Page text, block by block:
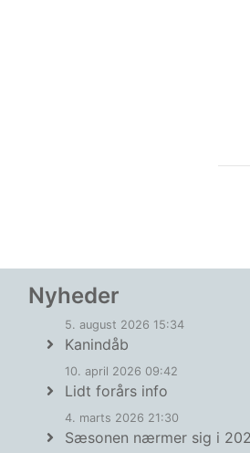
Nyheder
5. august 2026 15:34
Kanindåb
10. april 2026 09:42
Lidt forårs info
4. marts 2026 21:30
Sæsonen nærmer sig i